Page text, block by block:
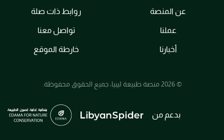
عن المنصة
عملنا
أخبارنا
روابط ذات صلة
تواصل معنا
خارطة الموقع
© 2026 منصة طبيعة ليبيا، جميع الحقوق محفوظة.
بدعم من